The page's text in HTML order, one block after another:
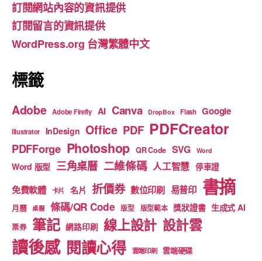
o
o
k
m b
e
訂閱網站內容的資訊提供
訂閱留言的資訊提供
WordPress.org 台灣繁體中文
標籤
Adobe Adobe Firefly AI Canva DropBox Flash Google
Illustrator InDesign Office PDF PDFCreator
PDFForge Photoshop QR Code SVG Word
Word 版型 三角桌曆 二維條碼 人工智慧 停車證
免費軟體 卡片 名片 折價券 數位印刷 易普印 書摘
月曆 桌曆 條碼/QR Code 版型 版型範本 獎狀證書 生成式 AI
票券 筆記 網路印刷 線上設計 設計雲
讀後感 閱讀心得 雲端印刷 雲端硬碟